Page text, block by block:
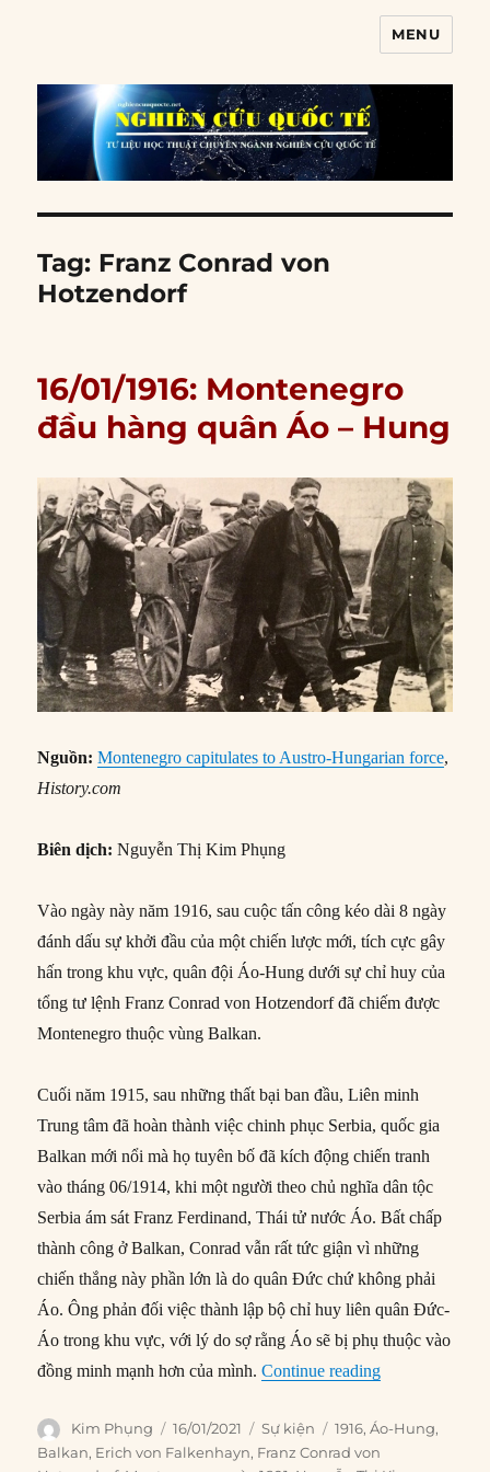
MENU
Tag: Franz Conrad von
Hotzendorf
16/01/1916: Montenegro
đầu hàng quân Áo – Hung
Nguồn: Montenegro capitulates to Austro-Hungarian force,
History.com
Biên dịch: Nguyễn Thị Kim Phụng
Vào ngày này năm 1916, sau cuộc tấn công kéo dài 8 ngày
đánh dấu sự khởi đầu của một chiến lược mới, tích cực gây
hấn trong khu vực, quân đội Áo-Hung dưới sự chỉ huy của
tổng tư lệnh Franz Conrad von Hotzendorf đã chiếm được
Montenegro thuộc vùng Balkan.
Cuối năm 1915, sau những thất bại ban đầu, Liên minh
Trung tâm đã hoàn thành việc chinh phục Serbia, quốc gia
Balkan mới nổi mà họ tuyên bố đã kích động chiến tranh
vào tháng 06/1914, khi một người theo chủ nghĩa dân tộc
Serbia ám sát Franz Ferdinand, Thái tử nước Áo. Bất chấp
thành công ở Balkan, Conrad vẫn rất tức giận vì những
chiến thắng này phần lớn là do quân Đức chứ không phải
Áo. Ông phản đối việc thành lập bộ chỉ huy liên quân Đức-
Áo trong khu vực, với lý do sợ rằng Áo sẽ bị phụ thuộc vào
đồng minh mạnh hơn của mình.Continue reading“16/01/1916:
Author
Kim Phụng
Posted
on
16/01/2021 Categories
Sự kiện Tags
1916,Áo-Hung,
Balkan, Erich von Falkenhayn, Franz Conrad von